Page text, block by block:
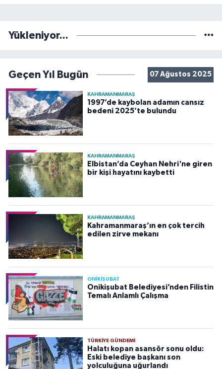
Yükleniyor...
Geçen Yıl Bugün 07 Ağustos 2025
KAHRAMANMARAŞ
1997’de kaybolan adamın cansız
bedeni 2025’te bulundu
KAHRAMANMARAŞ
Elbistan’da Ceyhan Nehri'ne giren
bir kişi hayatını kaybetti
KAHRAMANMARAŞ
Kahramanmaraş’ın en çok tercih
edilen zirve mekanı
ONİKİŞUBAT
Onikişubat Belediyesi’nden Filistin
Temalı Anlamlı Çalışma
TÜRKIYE GÜNDEMI
Halatı kopan asansör sonu oldu:
Eski belediye başkanı son
yolculuğuna uğurlandı